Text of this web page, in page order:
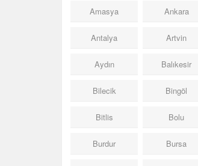
Amasya Ankara
Antalya Artvin
Aydın Balıkesir
Bilecik Bingöl
Bitlis Bolu
Burdur Bursa